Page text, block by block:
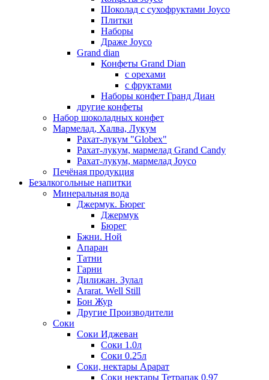
Шоколад с сухофруктами Joyco
Плитки
Наборы
Драже Joyco
Grand dian
Конфеты Grand Dian
с орехами
с фруктами
Наборы конфет Гранд Диан
другие конфеты
Набор шоколадных конфет
Мармелад, Халва, Лукум
Рахат-лукум "Globex"
Рахат-лукум, мармелад Grand Candy
Рахат-лукум, мармелад Joyco
Печёная продукция
Безалкогольные напитки
Минеральная вода
Джермук. Бюрег
Джермук
Бюрег
Бжни. Ной
Апаран
Татни
Гарни
Дилижан. Зулал
Ararat. Well Still
Бон Жур
Другие Производители
Соки
Соки Иджеван
Соки 1.0л
Соки 0.25л
Соки, нектары Арарат
Соки нектары Тетрапак 0,97